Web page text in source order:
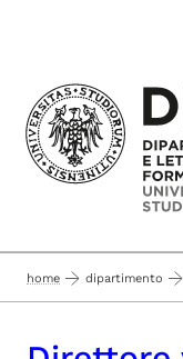
home dipartimento